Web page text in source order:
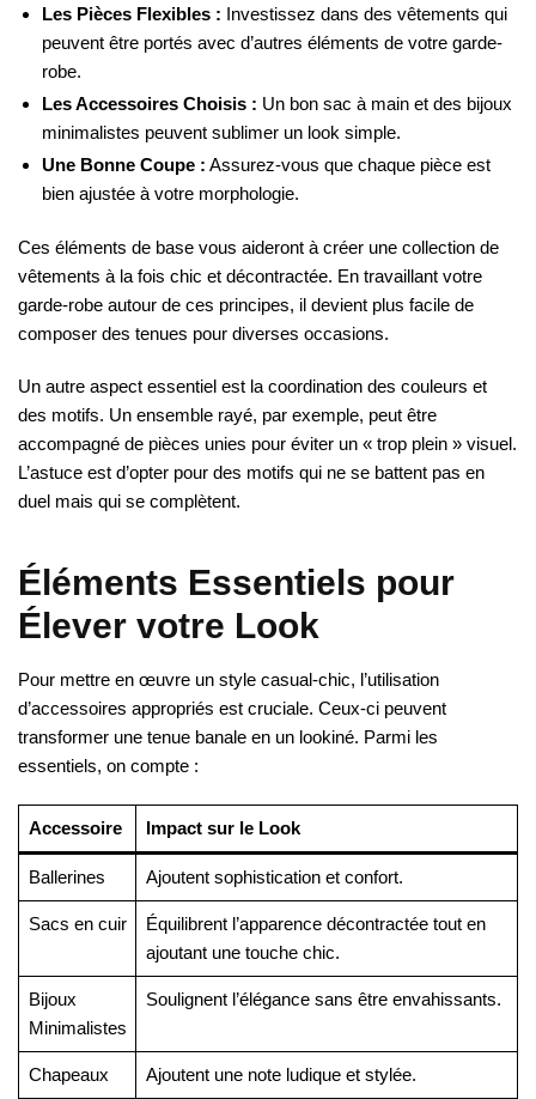
Les Pièces Flexibles : Investissez dans des vêtements qui
peuvent être portés avec d’autres éléments de votre garde-
robe.
Les Accessoires Choisis : Un bon sac à main et des bijoux
minimalistes peuvent sublimer un look simple.
Une Bonne Coupe : Assurez-vous que chaque pièce est
bien ajustée à votre morphologie.
Ces éléments de base vous aideront à créer une collection de
vêtements à la fois chic et décontractée. En travaillant votre
garde-robe autour de ces principes, il devient plus facile de
composer des tenues pour diverses occasions.
Un autre aspect essentiel est la coordination des couleurs et
des motifs. Un ensemble rayé, par exemple, peut être
accompagné de pièces unies pour éviter un « trop plein » visuel.
L’astuce est d’opter pour des motifs qui ne se battent pas en
duel mais qui se complètent.
Éléments Essentiels pour
Élever votre Look
Pour mettre en œuvre un style casual-chic, l’utilisation
d’accessoires appropriés est cruciale. Ceux-ci peuvent
transformer une tenue banale en un lookiné. Parmi les
essentiels, on compte :
Accessoire Impact sur le Look
Ballerines Ajoutent sophistication et confort.
Sacs en cuir
Équilibrent l’apparence décontractée tout en
ajoutant une touche chic.
Bijoux
Minimalistes
Soulignent l’élégance sans être envahissants.
Chapeaux Ajoutent une note ludique et stylée.